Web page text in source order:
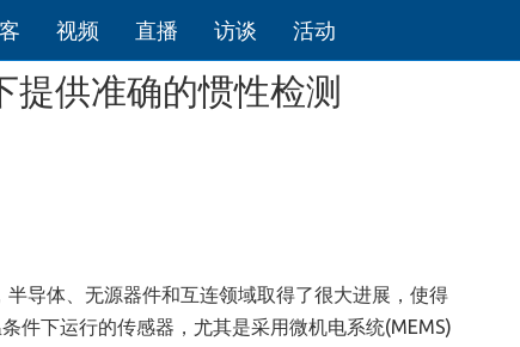
视频 直播 访谈 活动
提供准确的惯性检测
导体、无源器件和互连领域取得了很大进展，使得
件下运行的传感器，尤其是采用微机电系统(MEMS)